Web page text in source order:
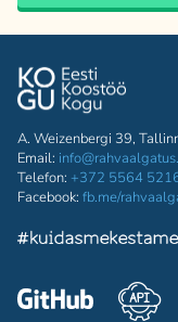
A. Weizenbergi 39,
Email:
Telefon: +372 5564
Facebook: fb.me/